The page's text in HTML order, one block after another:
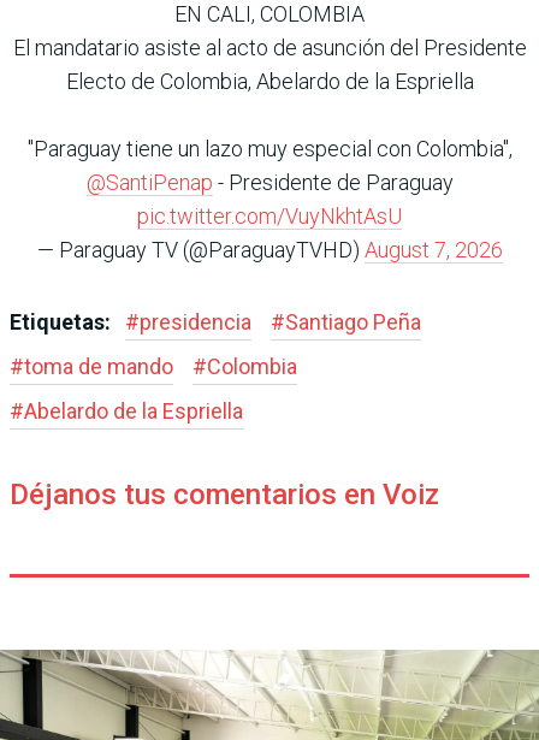
EN CALI, COLOMBIA
El mandatario asiste al acto de asunción del Presidente
Electo de Colombia, Abelardo de la Espriella
"Paraguay tiene un lazo muy especial con Colombia",
@SantiPenap - Presidente de Paraguay
pic.twitter.com/VuyNkhtAsU
— Paraguay TV (@ParaguayTVHD) August 7, 2026
Etiquetas: #presidencia #Santiago Peña
#toma de mando #Colombia
#Abelardo de la Espriella
Déjanos tus comentarios en Voiz